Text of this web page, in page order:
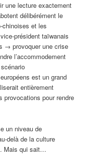
une lecture exactement
délibérément le
chinoises et les
président taïwanais
→ provoquer une crise
l’accommodement
est un grand
entièrement
provocations pour rendre
un niveau de
delà de la culture
Mais qui sait…